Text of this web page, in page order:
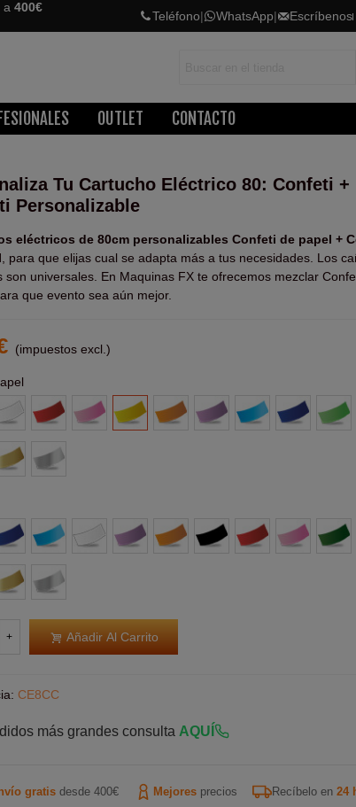
a 400€
Teléfono| WhatsApp| Escríbenos
OUTLET CONTACTO
Tu Cartucho Eléctrico 80: Confeti +
Personalizable
eléctricos de 80cm personalizables Confeti de papel +
, para que elijas cual se adapta más a tus necesidades. Los
son universales. En Maquinas FX te ofrecemos mezclar
que evento sea aún mejor.
(impuestos excl.)
Rojo Rosa Amarillo Naranja Morado
Azul
claro
Azul
Verde
claro
Plata
Azul
Claro
Blanco Morado Naranja Negro Rojo Rosa Verde
Plata
+ Añadir Al Carrito
CE8CC
más grandes consulta AQUÍ
gratisdesde 400€ Mejores precios Recíbelo en24